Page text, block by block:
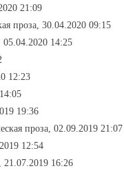
21:09
проза, 30.04.2020 09:15
05.04.2020 14:25
12:23
19:36
проза, 02.09.2019 21:07
12:54
21.07.2019 16:26